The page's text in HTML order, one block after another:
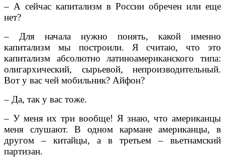
– А сейчас капитализм в России обречен или еще
нет?
– Для начала нужно понять, какой именно
капитализм мы построили. Я считаю, что это
капитализм абсолютно латиноамериканского типа:
олигархический, сырьевой, непроизводительный.
Вот у вас чей мобильник? Айфон?
– Да, так у вас тоже.
– У меня их три вообще! Я знаю, что американцы
меня слушают. В одном кармане американцы, в
другом – китайцы, а в третьем – вьетнамский
партизан.